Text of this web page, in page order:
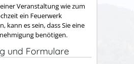
Veranstaltung wie zum
ein Feuerwerk
kann es sein, dass Sie eine
benötigen.
und Formulare